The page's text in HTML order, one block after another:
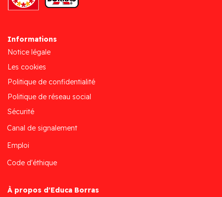
Informations
Notice légale
Les cookies
Politique de confidentialité
Politique de réseau social
Sécurité
Canal de signalement
Emploi
Code d'éthique
À propos d'Educa Borras